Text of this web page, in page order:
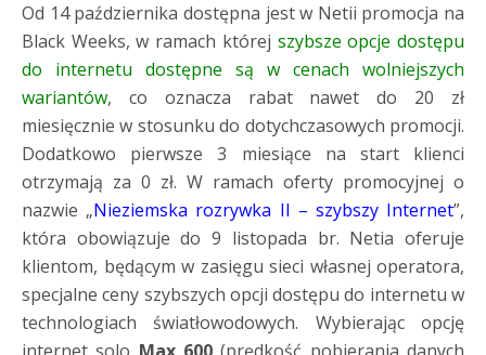
Od 14 października dostępna jest w Netii promocja na
Black Weeks, w ramach której szybsze opcje dostępu
do internetu dostępne są w cenach wolniejszych
wariantów, co oznacza rabat nawet do 20 zł
miesięcznie w stosunku do dotychczasowych promocji.
Dodatkowo pierwsze 3 miesiące na start klienci
otrzymają za 0 zł. W ramach oferty promocyjnej o
nazwie „Nieziemska rozrywka II – szybszy Internet”,
która obowiązuje do 9 listopada br. Netia oferuje
klientom, będącym w zasięgu sieci własnej operatora,
specjalne ceny szybszych opcji dostępu do internetu w
technologiach światłowodowych. Wybierając opcję